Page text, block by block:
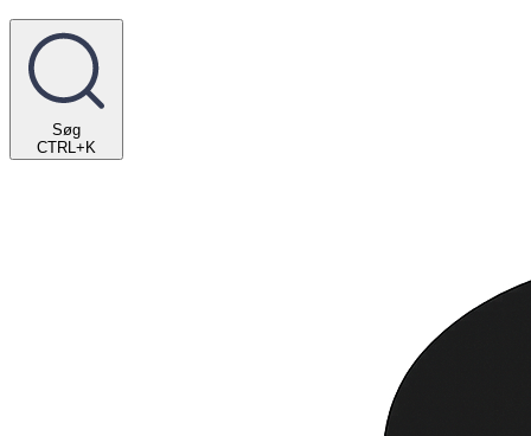
Søg
CTRL+K